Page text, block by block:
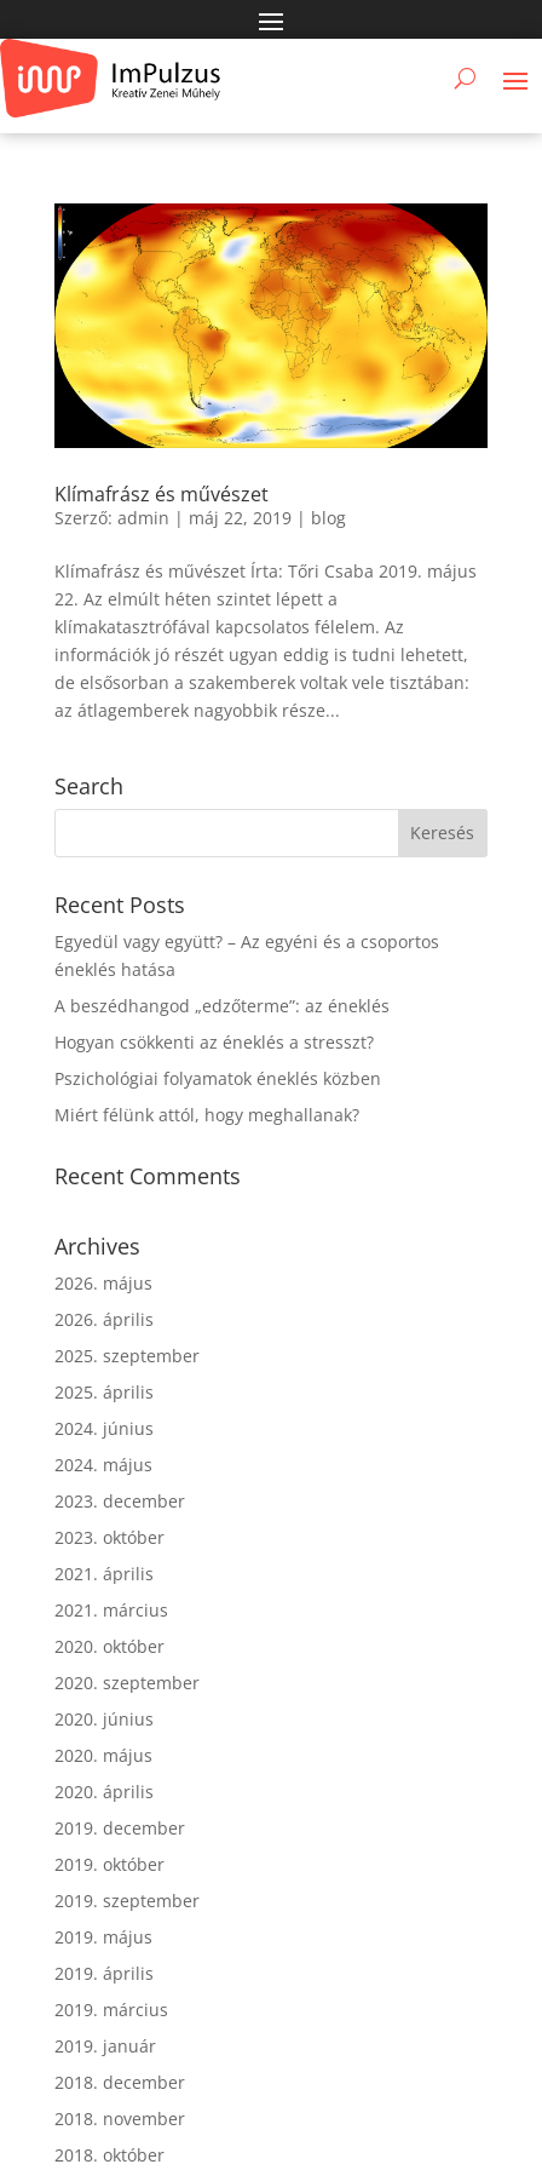
Klímafrász és művészet
Szerző: admin | máj 22, 2019| blog
Klímafrász és művészet Írta: Tőri Csaba 2019. május
22. Az elmúlt héten szintet lépett a
klímakatasztrófával kapcsolatos félelem. Az
információk jó részét ugyan eddig is tudni lehetett,
de elsősorban a szakemberek voltak vele tisztában:
az átlagemberek nagyobbik része...
Search
Recent Posts
Egyedül vagy együtt? – Az egyéni és a csoportos
éneklés hatása
A beszédhangod „edzőterme”: az éneklés
Hogyan csökkenti az éneklés a stresszt?
Pszichológiai folyamatok éneklés közben
Miért félünk attól, hogy meghallanak?
Recent Comments
Archives
2026. május
2026. április
2025. szeptember
2025. április
2024. június
2024. május
2023. december
2023. október
2021. április
2021. március
2020. október
2020. szeptember
2020. június
2020. május
2020. április
2019. december
2019. október
2019. szeptember
2019. május
2019. április
2019. március
2019. január
2018. december
2018. november
2018. október